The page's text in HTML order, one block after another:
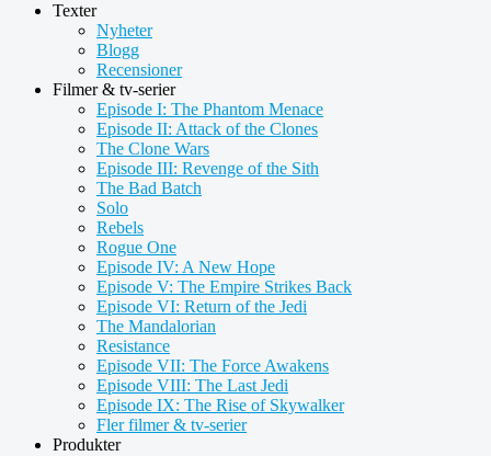
Texter
Nyheter
Blogg
Recensioner
Filmer & tv-serier
Episode I: The Phantom Menace
Episode II: Attack of the Clones
The Clone Wars
Episode III: Revenge of the Sith
The Bad Batch
Solo
Rebels
Rogue One
Episode IV: A New Hope
Episode V: The Empire Strikes Back
Episode VI: Return of the Jedi
The Mandalorian
Resistance
Episode VII: The Force Awakens
Episode VIII: The Last Jedi
Episode IX: The Rise of Skywalker
Fler filmer & tv-serier
Produkter